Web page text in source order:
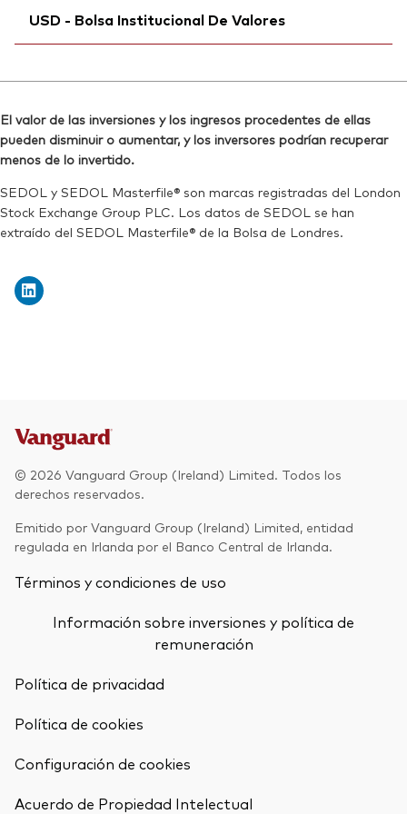
Reuters:
VNRA.L
SEDOL:BJSB5N5
Bloomberg:VNRG LN
Reuters:VNRG.L
SEDOL:BJSBD75
Ticker de cotización:VNRG
USD - Bolsa Institucional De Valores
Reuters:VNRAN.BIV
SEDOL:BKDZ2S3
El valor de las inversiones y los ingresos procedentes de ellas
pueden disminuir o aumentar, y los inversores podrían recuperar
menos de lo invertido.
SEDOL y SEDOL Masterfile® son marcas registradas del London
Stock Exchange Group PLC. Los datos de SEDOL se han
extraído del SEDOL Masterfile® de la Bolsa de Londres.
© 2026 Vanguard Group (Ireland) Limited. Todos los
derechos reservados.
Emitido por Vanguard Group (Ireland) Limited, entidad
regulada en Irlanda por el Banco Central de Irlanda.
Términos y condiciones de uso
Información sobre inversiones y política de
remuneración
Política de privacidad
Política de cookies
Configuración de cookies
Acuerdo de Propiedad Intelectual